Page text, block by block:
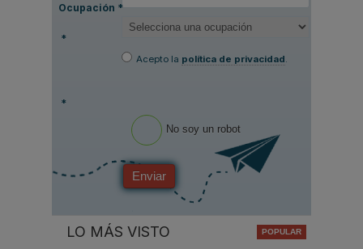
Ocupación *
*
Acepto la política de privacidad.
*
No soy un robot
Enviar
LO MÁS VISTO